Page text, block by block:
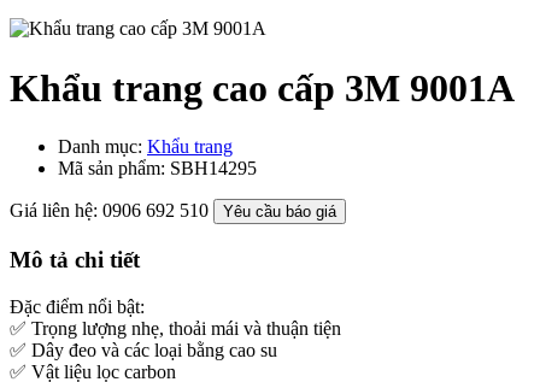
Khẩu trang cao cấp 3M 9001A
Danh mục: Khẩu trang
Mã sản phẩm: SBH14295
Giá liên hệ: 0906 692 510 Yêu cầu báo giá
Mô tả chi tiết
Đặc điểm nổi bật:
✅ Trọng lượng nhẹ, thoải mái và thuận tiện
✅ Dây đeo và các loại bằng cao su
✅ Vật liệu lọc carbon